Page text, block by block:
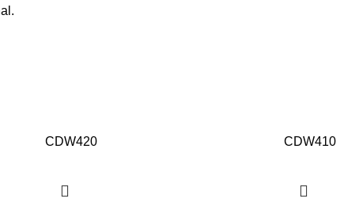
CDW420 CDW410